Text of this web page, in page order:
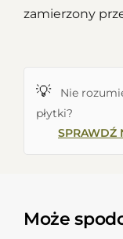
zamierzony
💡
Nie
płytki?
SPRAWDŹ
Może